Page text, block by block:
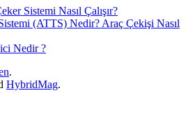
Sistemi Nasıl Çalışır?
(ATTS) Nedir? Araç Çekişi Nasıl
Nedir ?
.
HybridMag.